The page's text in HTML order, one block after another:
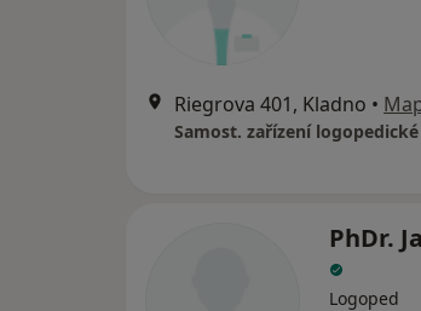
Riegrova 401, Kladno •
Samost. zařízení logopedické
PhDr.
Logoped